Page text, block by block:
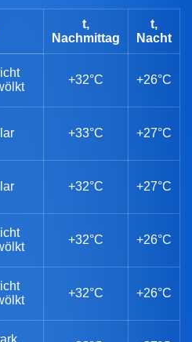
t,
Nachmittag
t,
Nacht
+32°C +26°C
+33°C +27°C
+32°C +27°C
+32°C +26°C
+32°C +26°C